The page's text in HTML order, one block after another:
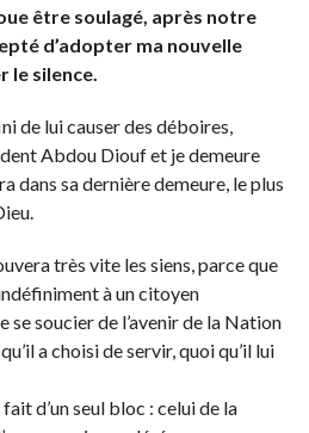
être soulagé, après notre
d’adopter ma nouvelle
le silence.
de lui causer des déboires,
Abdou Diouf et je demeure
dans sa dernière demeure, le plus
très vite les siens, parce que
à un citoyen
se soucier de l’avenir de la Nation
a choisi de servir, quoi qu’il lui
d’un seul bloc : celui de la